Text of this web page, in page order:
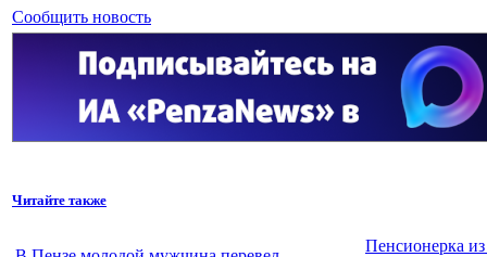
Сообщить новость
Читайте также
Пенсионерка